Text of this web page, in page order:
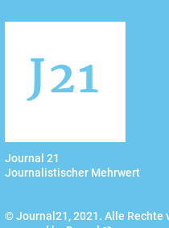
Journal 21
Journalistischer Mehrwert
© Journal21, 2021. Alle Rechte